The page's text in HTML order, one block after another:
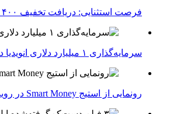
فرصت استثنایی: دریافت تخفیف ۴۰۰ دلاری بلیط کنفرانس تک‌کرانچ دیسراپت ۲۰۲۶
سرمایه‌گذاری ۱ میلیارد دلاری انویدیا در پروژه هوش مصنوعی ناور
رونمایی از استیج Smart Money در رویداد تک‌کرانچ دیسراپ ۲۰۲۶؛ بررسی آینده فین‌تک، پرداخت‌ ها و هوش مصنوعی